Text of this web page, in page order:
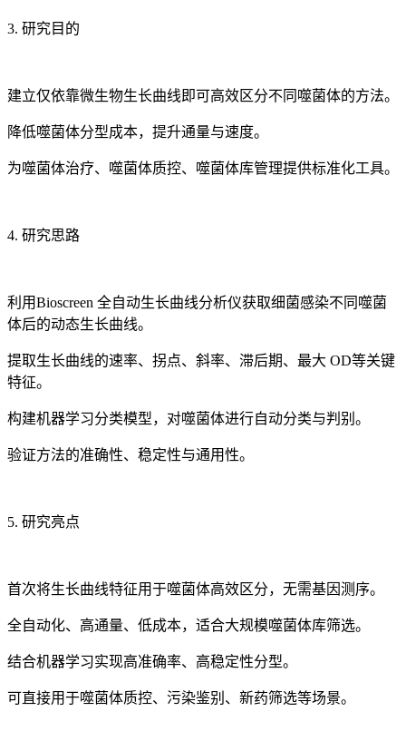
3. 研究目的
建立仅依靠微生物生长曲线即可高效区分不同噬菌体的方法。
降低噬菌体分型成本，提升通量与速度。
为噬菌体治疗、噬菌体质控、噬菌体库管理提供标准化工具。
4. 研究思路
利用Bioscreen 全自动生长曲线分析仪获取细菌感染不同噬菌
体后的动态生长曲线。
提取生长曲线的速率、拐点、斜率、滞后期、最大 OD等关键
特征。
构建机器学习分类模型，对噬菌体进行自动分类与判别。
验证方法的准确性、稳定性与通用性。
5. 研究亮点
首次将生长曲线特征用于噬菌体高效区分，无需基因测序。
全自动化、高通量、低成本，适合大规模噬菌体库筛选。
结合机器学习实现高准确率、高稳定性分型。
可直接用于噬菌体质控、污染鉴别、新药筛选等场景。